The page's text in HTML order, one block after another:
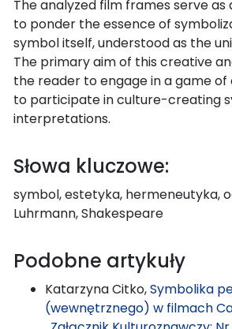
The analyzed film frames serve
to ponder the essence of
symbol itself, understood as the
The primary aim of this creative
the reader to engage in a game of
to participate in culture-creating
interpretations.
Słowa kluczowe:
symbol, estetyka, hermeneutyka,
Luhrmann, Shakespeare
Podobne artykuły
Katarzyna Citko,Symbolika
(wewnętrznego) w filmach